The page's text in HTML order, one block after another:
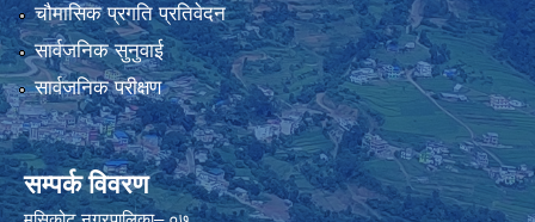
चौमासिक प्रगति प्रतिवेदन
सार्वजनिक सुनुवाई
सार्वजनिक परीक्षण
सम्पर्क विवरण